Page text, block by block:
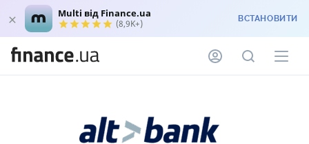
Multi від Finance.ua
(8,9K+) ВСТАНОВИТИ